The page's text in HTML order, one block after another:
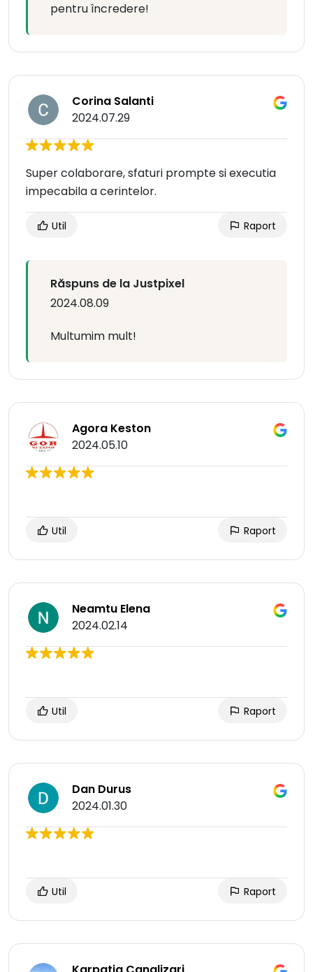
pentru încredere!
Corina Salanti
2024.07.29
Super colaborare, sfaturi prompte si executia
impecabila a cerintelor.
Util Raport
Răspuns de la Justpixel
2024.08.09
Multumim mult!
Agora Keston
2024.05.10
Util Raport
Neamtu Elena
2024.02.14
Util Raport
Dan Durus
2024.01.30
Util Raport